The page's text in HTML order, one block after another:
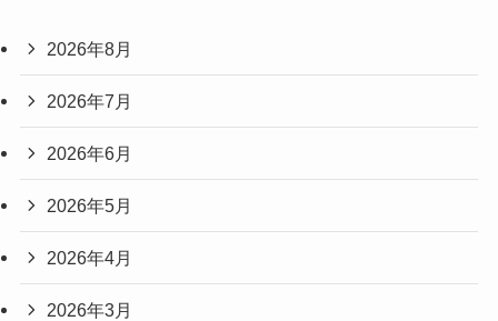
2026年8月
2026年7月
2026年6月
2026年5月
2026年4月
2026年3月